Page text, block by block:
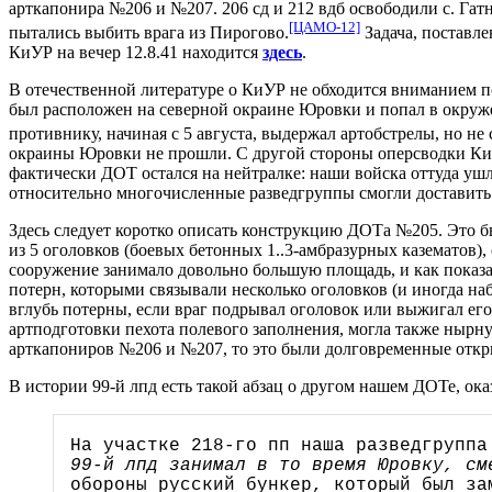
арткапонира №206 и №207. 206 сд и 212 вдб освободили с.
пытались выбить врага из Пирогово.[ЦАМО-12] Задача,
КиУР на вечер 12.8.41 находится здесь.
В отечественной литературе о КиУР не обходится
был расположен на северной окраине Юровки и попал в
противнику, начиная с 5 августа, выдержал артобстрелы, но не
окраины Юровки не прошли. С другой стороны оперсводки
фактически ДОТ остался на нейтралке: наши войска оттуда
относительно многочисленные разведгруппы смогли
Здесь следует коротко описать конструкцию ДОТа №205. Это
из 5 оголовков (боевых бетонных 1..3-амбразурных
сооружение занимало довольно большую площадь, и как
потерн, которыми связывали несколько оголовков (и иногда
вглубь потерны, если враг подрывал оголовок или выжигал
артподготовки пехота полевого заполнения, могла также
арткапониров №206 и №207, то это были долговременные
В истории 99-й лпд есть такой абзац о другом нашем ДОТе,
На участке 218-го пп наша
99-й лпд занимал в то время Юровку,
обороны русский бункер, который был